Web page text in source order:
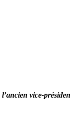
vice-